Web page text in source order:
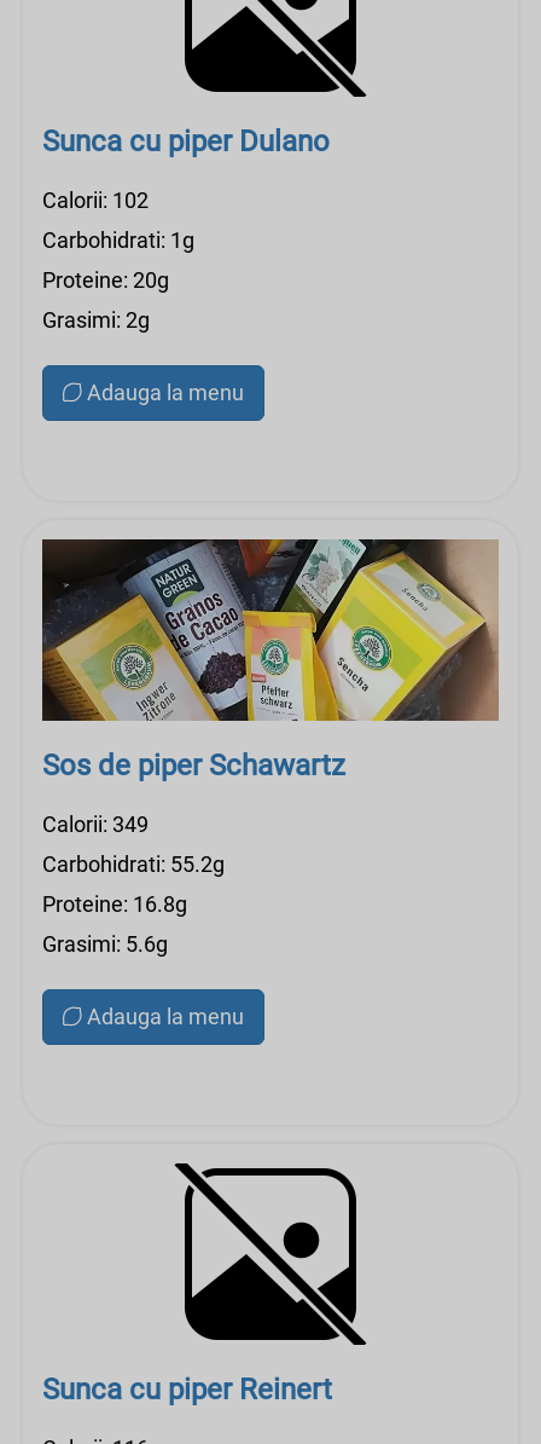
Sunca cu piper Dulano
Calorii: 102
Carbohidrati: 1g
Proteine: 20g
Grasimi: 2g
Adauga la menu
Sos de piper Schawartz
Calorii: 349
Carbohidrati: 55.2g
Proteine: 16.8g
Grasimi: 5.6g
Adauga la menu
Sunca cu piper Reinert